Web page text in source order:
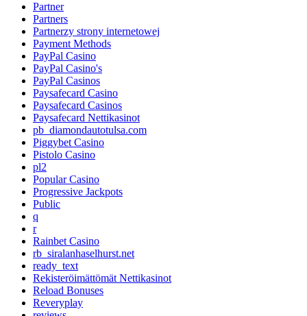
Partner
Partners
Partnerzy strony internetowej
Payment Methods
PayPal Casino
PayPal Casino's
PayPal Casinos
Paysafecard Casino
Paysafecard Casinos
Paysafecard Nettikasinot
pb_diamondautotulsa.com
Piggybet Casino
Pistolo Casino
pl2
Popular Casino
Progressive Jackpots
Public
q
r
Rainbet Casino
rb_siralanhaselhurst.net
ready_text
Rekisteröimättömät Nettikasinot
Reload Bonuses
Reveryplay